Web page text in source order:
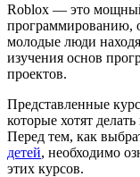
Roblox — это
программированию,
молодые люди
изучения основ
проектов.
Представленные
которые хотят
Перед тем, как
детей, необходимо
этих курсов.